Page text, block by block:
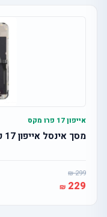
אייפון 17 פרו מקס
מסך אינסל אייפון 17 פרו מקס
299
229